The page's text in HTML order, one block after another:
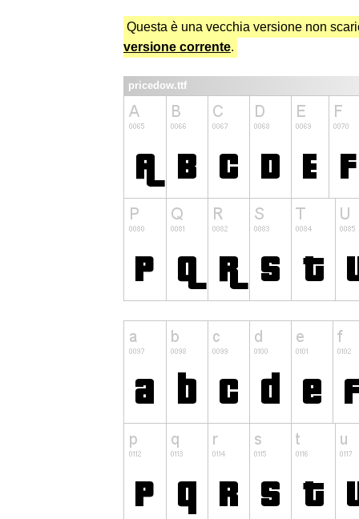
Questa è una vecchia versione non
versione corrente.
pricedow.ttf